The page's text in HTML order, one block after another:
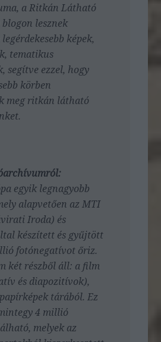
a Ritkán Látható
lesznek
képek,
tematikus
segítve ezzel, hogy
körben
meg ritkán látható
egyik legnagyobb
alapvetően az MTI
Iroda) és
készített és gyűjtött
fotónegatívot őriz.
két részből áll: a film
és diapozitívok),
tárából. Ez
4 millió
melyek az